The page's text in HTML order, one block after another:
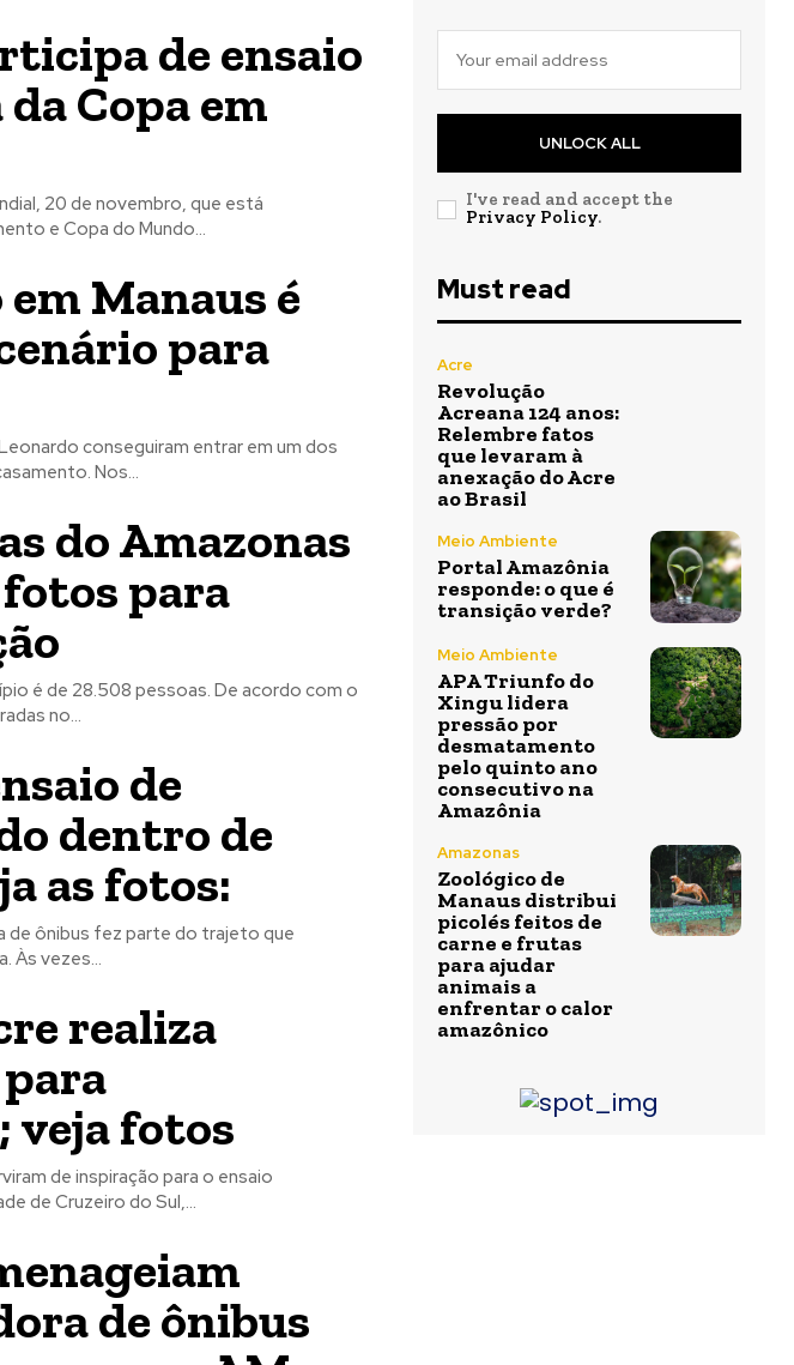
de ensaio
Copa em
20 de novembro, que está
na península árabe. Casamento e Copa do Mundo...
Manaus é
para
conseguiram entrar em um dos
aviões para realizar o ensaio fotográfico de seu casamento. Nos...
do Amazonas
para
é de 28.508 pessoas. De acordo com o
no...
de
dentro de
as fotos:
de ônibus fez parte do trajeto que
percorria diariamente entre a faculdade e sua casa. Às vezes...
realiza
veja fotos
de inspiração para o ensaio
de Cruzeiro do Sul,...
de ônibus
UNLOCK ALL
I've read and accept the
Privacy Policy.
Must read
Acre
Revolução
Acreana 124 anos:
Relembre fatos
que levaram à
anexação do Acre
ao Brasil
Meio Ambiente
Portal Amazônia
responde: o que é
transição verde?
Meio Ambiente
APA Triunfo do
Xingu lidera
pressão por
desmatamento
pelo quinto ano
consecutivo na
Amazônia
Amazonas
Zoológico de
Manaus distribui
picolés feitos de
carne e frutas
para ajudar
animais a
enfrentar o calor
amazônico